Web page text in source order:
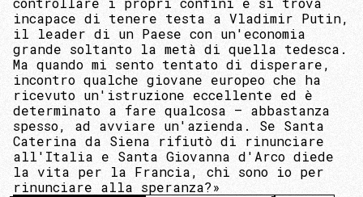
incapace di tenere testa a Vladimir Putin,
il leader di un Paese con un'economia
grande soltanto la metà di quella tedesca.
Ma quando mi sento tentato di disperare,
incontro qualche giovane europeo che ha
ricevuto un'istruzione eccellente ed è
determinato a fare qualcosa — abbastanza
spesso, ad avviare un'azienda. Se Santa
Caterina da Siena rifiutò di rinunciare
all'Italia e Santa Giovanna d'Arco diede
la vita per la Francia, chi sono io per
rinunciare alla speranza?»